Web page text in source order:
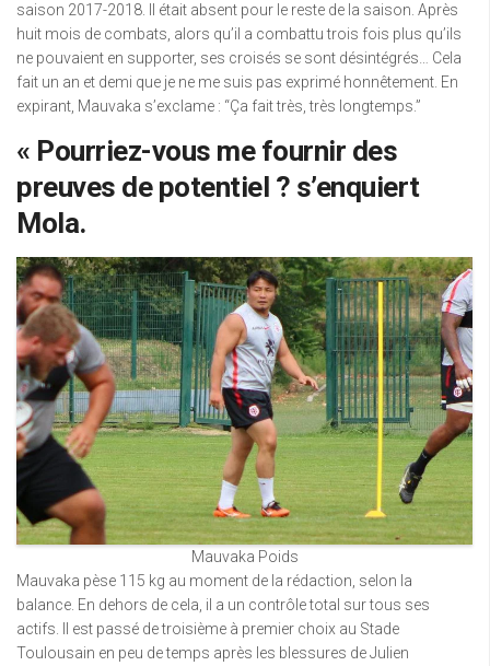
saison 2017-2018. Il était absent pour le reste de la saison. Après
huit mois de combats, alors qu’il a combattu trois fois plus qu’ils
ne pouvaient en supporter, ses croisés se sont désintégrés… Cela
fait un an et demi que je ne me suis pas exprimé honnêtement. En
expirant, Mauvaka s’exclame : “Ça fait très, très longtemps.”
« Pourriez-vous me fournir des
preuves de potentiel ? s’enquiert
Mola.
Mauvaka Poids
Mauvaka pèse 115 kg au moment de la rédaction, selon la
balance. En dehors de cela, il a un contrôle total sur tous ses
actifs. Il est passé de troisième à premier choix au Stade
Toulousain en peu de temps après les blessures de Julien